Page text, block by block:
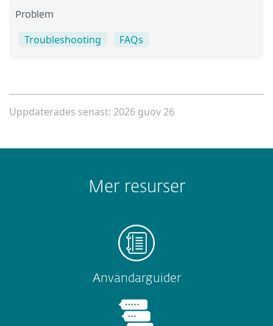
Problem
Troubleshooting FAQs
Uppdaterades senast: 2026 guov 26
Mer resurser
Användarguider